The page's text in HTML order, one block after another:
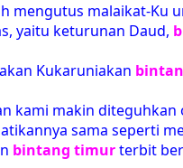
mengutus malaikat-
yaitu keturunan Daud,
Kukaruniakan
kami makin
sama seperti
bintang timurterbit